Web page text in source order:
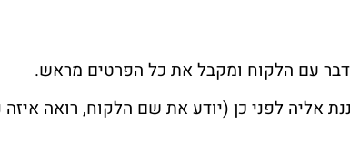
אליה לפני כן (יודע את שם הלקוח, רואה איזה